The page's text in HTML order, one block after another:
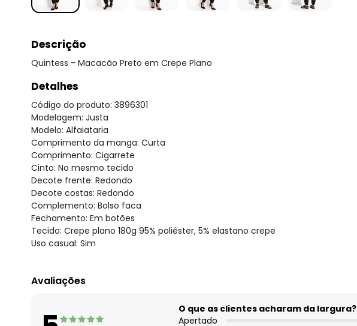
Descrição
Quintess - Macacão Preto em Crepe Plano
Detalhes
Código do produto: 3896301
Modelagem: Justa
Modelo: Alfaiataria
Comprimento da manga: Curta
Comprimento: Cigarrete
Cinto: No mesmo tecido
Decote frente: Redondo
Decote costas: Redondo
Complemento: Bolso faca
Fechamento: Em botões
Tecido: Crepe plano 180g 95% poliéster, 5% elastano crepe
Uso casual: Sim
Avaliações
O que as clientes acharam da largura?
Apertado